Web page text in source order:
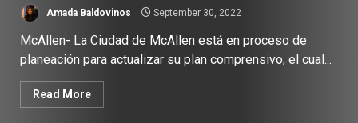
Amada Baldovinos September 30, 2022
McAllen- La Ciudad de McAllen está en proceso de
planeación para actualizar su plan comprensivo, el cual...
Read More